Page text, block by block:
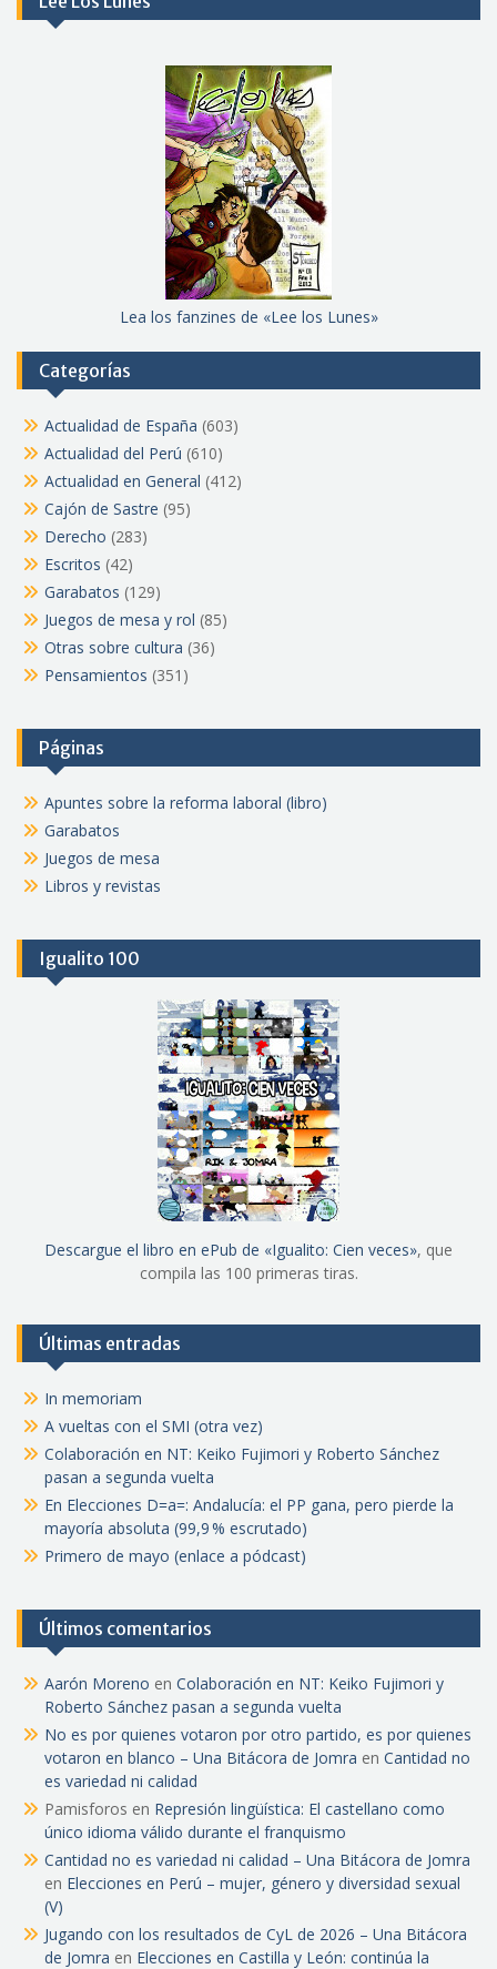
Lea los fanzines de «Lee los Lunes»
Categorías
Actualidad de España (603)
Actualidad del Perú (610)
Actualidad en General (412)
Cajón de Sastre (95)
Derecho (283)
Escritos (42)
Garabatos (129)
Juegos de mesa y rol (85)
Otras sobre cultura (36)
Pensamientos (351)
Páginas
Apuntes sobre la reforma laboral (libro)
Garabatos
Juegos de mesa
Libros y revistas
Igualito 100
Descargue el libro en ePub de «Igualito: Cien veces», que
compila las 100 primeras tiras.
Últimas entradas
In memoriam
A vueltas con el SMI (otra vez)
Colaboración en NT: Keiko Fujimori y Roberto Sánchez
pasan a segunda vuelta
En Elecciones D=a=: Andalucía: el PP gana, pero pierde la
mayoría absoluta (99,9 % escrutado)
Primero de mayo (enlace a pódcast)
Últimos comentarios
Aarón Moreno en Colaboración en NT: Keiko Fujimori y
Roberto Sánchez pasan a segunda vuelta
No es por quienes votaron por otro partido, es por quienes
votaron en blanco – Una Bitácora de Jomra en Cantidad no
es variedad ni calidad
Pamisforos en Represión lingüística: El castellano como
único idioma válido durante el franquismo
Cantidad no es variedad ni calidad – Una Bitácora de Jomra
en Elecciones en Perú – mujer, género y diversidad sexual
(V)
Jugando con los resultados de CyL de 2026 – Una Bitácora
de Jomra en Elecciones en Castilla y León: continúa la